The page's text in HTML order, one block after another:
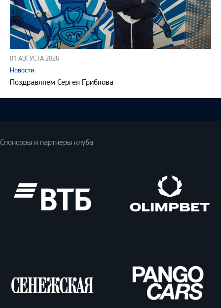
01 АВГУСТА 2026
Новости
Поздравляем Сергея Грибкова
Спонсоры и партнеры клуба